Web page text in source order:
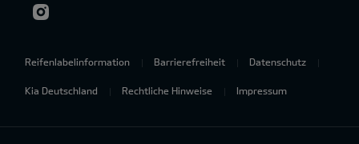
Reifenlabelinformation Barrierefreiheit Datenschutz
Kia Deutschland Rechtliche Hinweise Impressum